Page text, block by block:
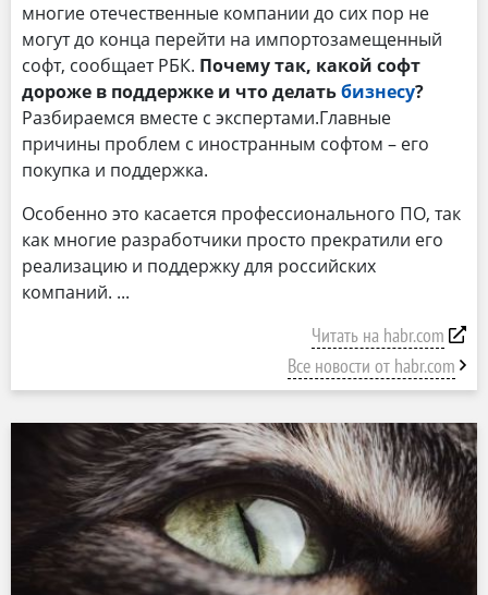
многие отечественные компании до сих пор не
могут до конца перейти на импортозамещенный
софт, сообщает РБК. Почему так, какой софт
дороже в поддержке и что делатьбизнесу?
Разбираемся вместе с экспертами.Главные
причины проблем с иностранным софтом – его
покупка и поддержка.
Особенно это касается профессионального ПО, так
как многие разработчики просто прекратили его
реализацию и поддержку для российских
компаний.
Читать на habr.com
Все новости от habr.com